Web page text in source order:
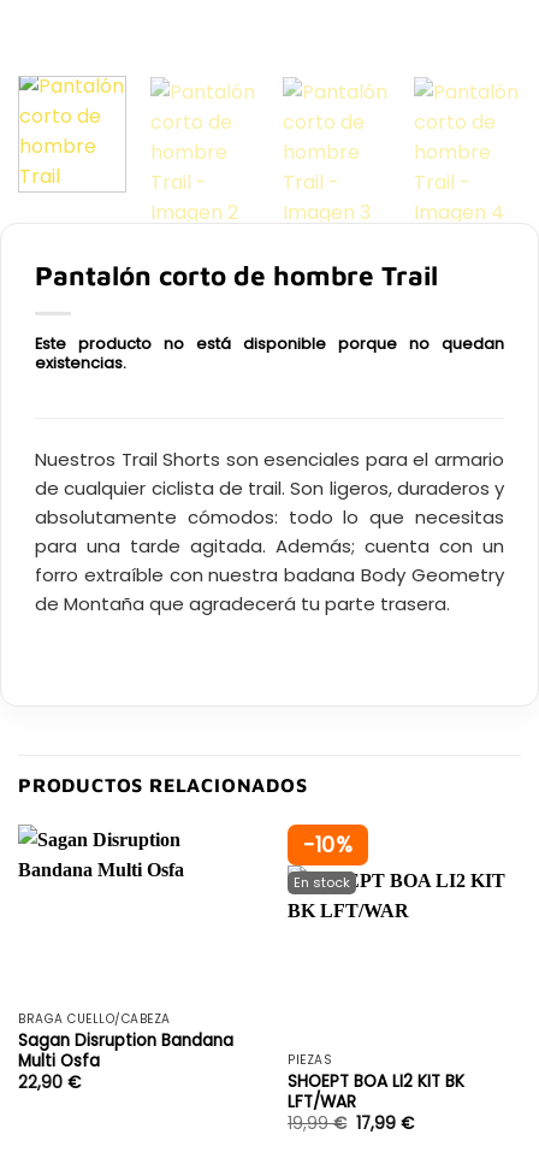
Pantalón corto de hombre Trail
Este producto no está disponible porque no quedan
existencias.
Nuestros Trail Shorts son esenciales para el armario
de cualquier ciclista de trail. Son ligeros, duraderos y
absolutamente cómodos: todo lo que necesitas
para una tarde agitada. Además; cuenta con un
forro extraíble con nuestra badana Body Geometry
de Montaña que agradecerá tu parte trasera.
PRODUCTOS RELACIONADOS
BRAGA CUELLO/CABEZA
Sagan Disruption Bandana
Multi Osfa
22,90 €
-10%
PIEZAS
SHOEPT BOA LI2 KIT BK
LFT/WAR
19,99€ 17,99€